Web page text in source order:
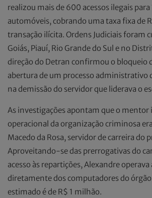
realizou mais de 600 acessos ilegais
automóveis, cobrando uma taxa fixa de
transação ilícita. Ordens Judiciais foram
Goiás, Piauí, Rio Grande do Sul e no
direção do Detran confirmou o bloqueio
abertura de um processo administrativo
na demissão do servidor que liderava o
As investigações apontam que o mentor
operacional da organização criminosa
Macedo da Rosa, servidor de carreira do
Aproveitando-se das prerrogativas do
acesso às repartições, Alexandre operava
diretamente dos computadores do
estimado é de R$ 1 milhão.